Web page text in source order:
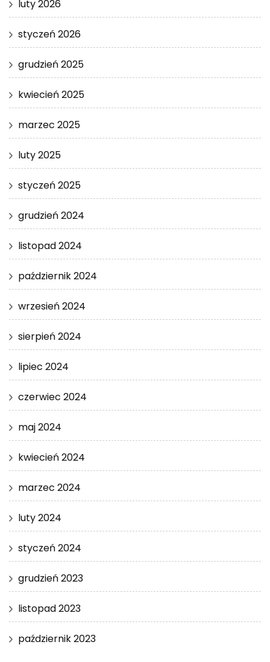
luty 2026
styczeń 2026
grudzień 2025
kwiecień 2025
marzec 2025
luty 2025
styczeń 2025
grudzień 2024
listopad 2024
październik 2024
wrzesień 2024
sierpień 2024
lipiec 2024
czerwiec 2024
maj 2024
kwiecień 2024
marzec 2024
luty 2024
styczeń 2024
grudzień 2023
listopad 2023
październik 2023